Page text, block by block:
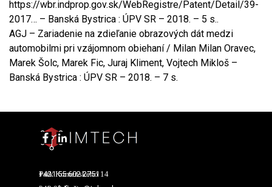
https://wbr.indprop.gov.sk/WebRegistre/Patent/Detail/39-
2017… – Banská Bystrica : ÚPV SR – 2018. – 5 s..
AGJ – Zariadenie na zdieľanie obrazových dát medzi
automobilmi pri vzájomnom obiehaní / Milan Milan Oravec,
Marek Šolc, Marek Fic, Juraj Kliment, Vojtech Mikloš –
Banská Bystrica : ÚPV SR – 2018. – 7 s.
+421 55 602 2751
Park Komenského 14